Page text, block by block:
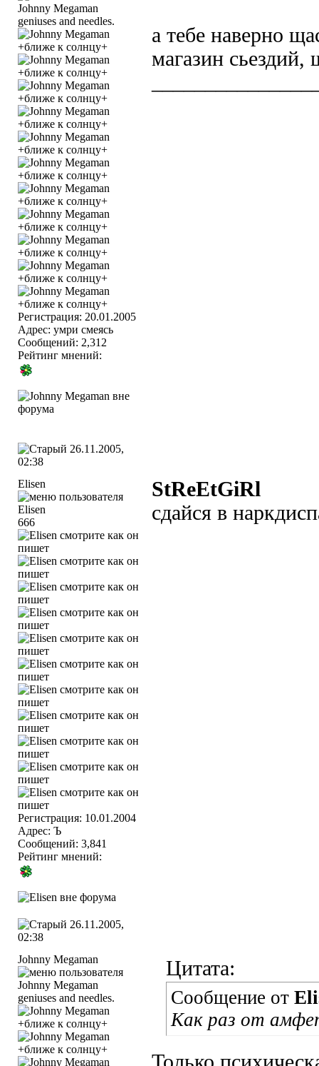
geniuses and needles.
Регистрация: 20.01.2005
Адрес: умри смеясь
Сообщений: 2,312
Рейтинг мнений:
а тебе наверно
магазин
26.11.2005,
02:38
Elisen
666
Регистрация: 10.01.2004
Адрес: Ъ
Сообщений: 3,841
Рейтинг мнений:
StReEtGiRl
сдайся в
26.11.2005,
02:38
Johnny Megaman
geniuses and needles.
Цитата:
Сообщение от
Как раз от